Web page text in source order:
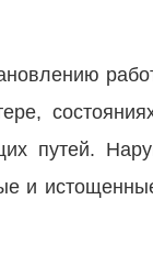
путей.
и